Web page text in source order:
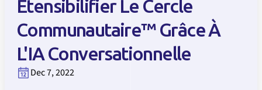
Étensibilifier Le Cercle
Communautaire™ Grâce À
L'IA Conversationnelle
Dec 7, 2022